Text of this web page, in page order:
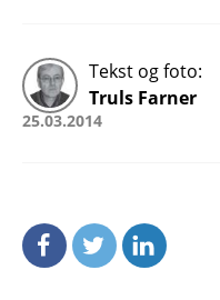
Tekst og foto:
Truls Farner
25.03.2014